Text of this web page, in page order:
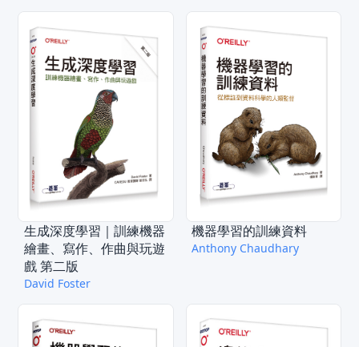
生成深度學習｜訓練機器
繪畫、寫作、作曲與玩遊
戲 第二版
David Foster
機器學習的訓練資料
Anthony Chaudhary